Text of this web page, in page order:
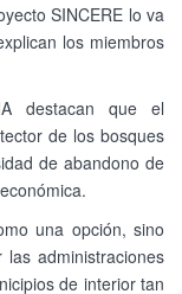
SINCERE lo va
los miembros
destacan que el
de los bosques
de abandono de
una opción, sino
administraciones
de interior tan